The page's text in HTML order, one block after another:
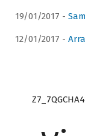
19/01/2017 -
12/01/2017 -